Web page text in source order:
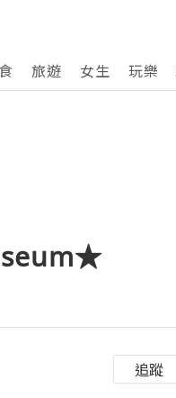
旅遊 女生 玩樂
追蹤